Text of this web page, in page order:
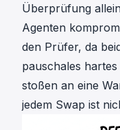
Überprüfung
Agenten
den Prüfer, da
pauschales
stoßen an eine
jedem Swap ist